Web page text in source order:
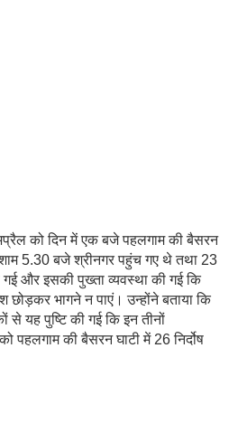
को दिन में एक बजे पहलगाम की बैसरन
5.30 बजे श्रीनगर पहुंच गए थे तथा 23
और इसकी पुख्ता व्यवस्था की गई कि
छोड़कर भागने न पाएं। उन्होंने बताया कि
से यह पुष्टि की गई कि इन तीनों
पहलगाम की बैसरन घाटी में 26 निर्दोष